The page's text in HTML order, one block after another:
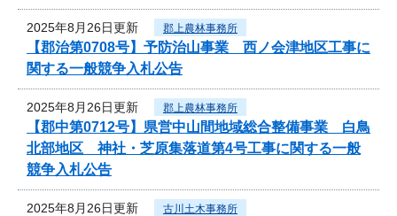
2025年8月26日更新 郡上農林事務所
【郡治第0708号】予防治山事業 西ノ会津地区工事に
関する一般競争入札公告
2025年8月26日更新 郡上農林事務所
【郡中第0712号】県営中山間地域総合整備事業 白鳥
北部地区 神社・芝原集落道第4号工事に関する一般
競争入札公告
2025年8月26日更新 古川土木事務所